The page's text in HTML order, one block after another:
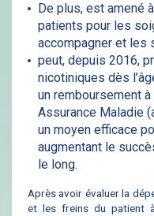
De plus, est amené
patients pour les
accompagner et les
peut, depuis 2016,
nicotiniques dès
un remboursement
Assurance Maladie
un moyen efficace
augmentant le
le long.
Après avoir évaluer la
et les freins du patient